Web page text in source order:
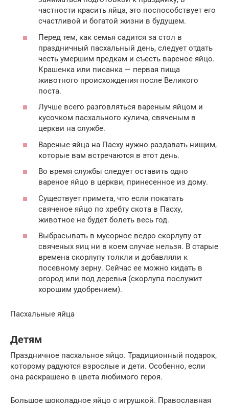
частности красить яйца, это поспособствует его
счастливой и богатой жизни в будущем.
Перед тем, как семья садится за стол в
праздничный пасхальный день, следует отдать
честь умершим предкам и съесть вареное яйцо.
Крашенка или писанка — первая пища
животного происхождения после Великого
поста.
Лучше всего разговляться вареным яйцом и
кусочком пасхального кулича, свяченым в
церкви на службе.
Вареные яйца на Пасху нужно раздавать нищим,
которые вам встречаются в этот день.
Во время службы следует оставить одно
вареное яйцо в церкви, принесенное из дому.
Существует примета, что если покатать
свяченое яйцо по хребту скота в Пасху,
животное не будет болеть весь год.
Выбрасывать в мусорное ведро скорлупу от
свяченых яиц ни в коем случае нельзя. В старые
времена скорлупу толкли и добавляли к
посевному зерну. Сейчас ее можно кидать в
огород или под деревья (скорлупа послужит
хорошим удобрением).
Пасхальные яйца
Детям
Праздничное пасхальное яйцо. Традиционный подарок,
которому радуются взрослые и дети. Особенно, если
она раскрашено в цвета любимого героя.
Большое шоколадное яйцо с игрушкой. Православная